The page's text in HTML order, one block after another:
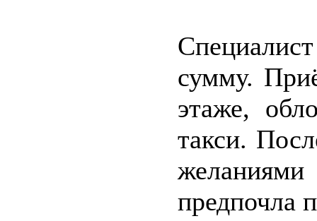
сумму.
этаже,
такси.
предпочла